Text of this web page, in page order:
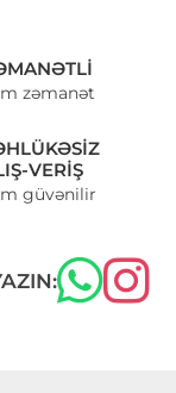
zəmanət
VERIŞ
güvənilir